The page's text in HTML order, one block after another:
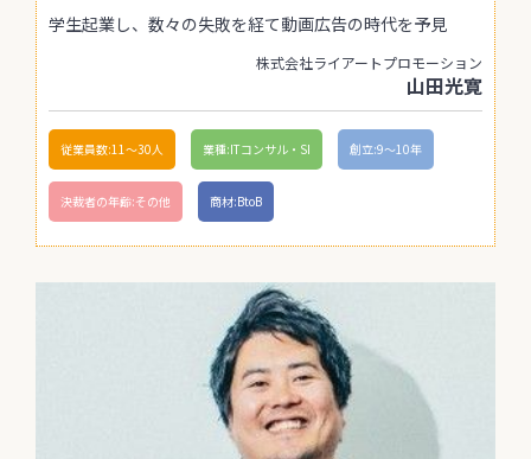
学生起業し、数々の失敗を経て動画広告の時代を予見
株式会社ライアートプロモーション
山田光寛
従業員数:11〜30人 業種:ITコンサル・SI 創立:9〜10年
決裁者の年齢:その他 商材:BtoB